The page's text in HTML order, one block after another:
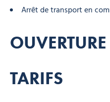
Arrêt de transport en
OUVERTURE
TARIFS